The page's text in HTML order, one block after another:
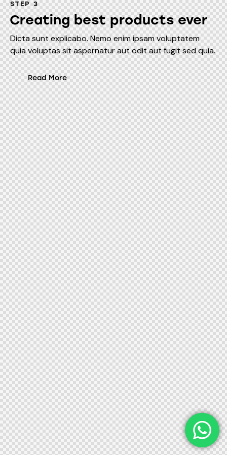
STEP 3
Creating best products ever
Dicta sunt explicabo. Nemo enim ipsam voluptatem
quia voluptas sit aspernatur aut odit aut fugit sed quia.
Read More